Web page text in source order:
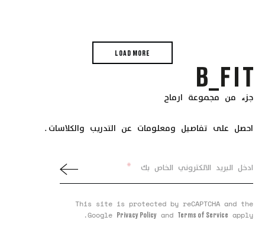
LOAD MORE
جزء من مجموعة ارماح
احصل على تفاصيل ومعلومات عن التدريب والكلاسات.
ادخل البريد الالكتروني الخاص بك *
This site is protected by reCAPTCHA and the
Google Privacy Policy and Terms of Service apply.